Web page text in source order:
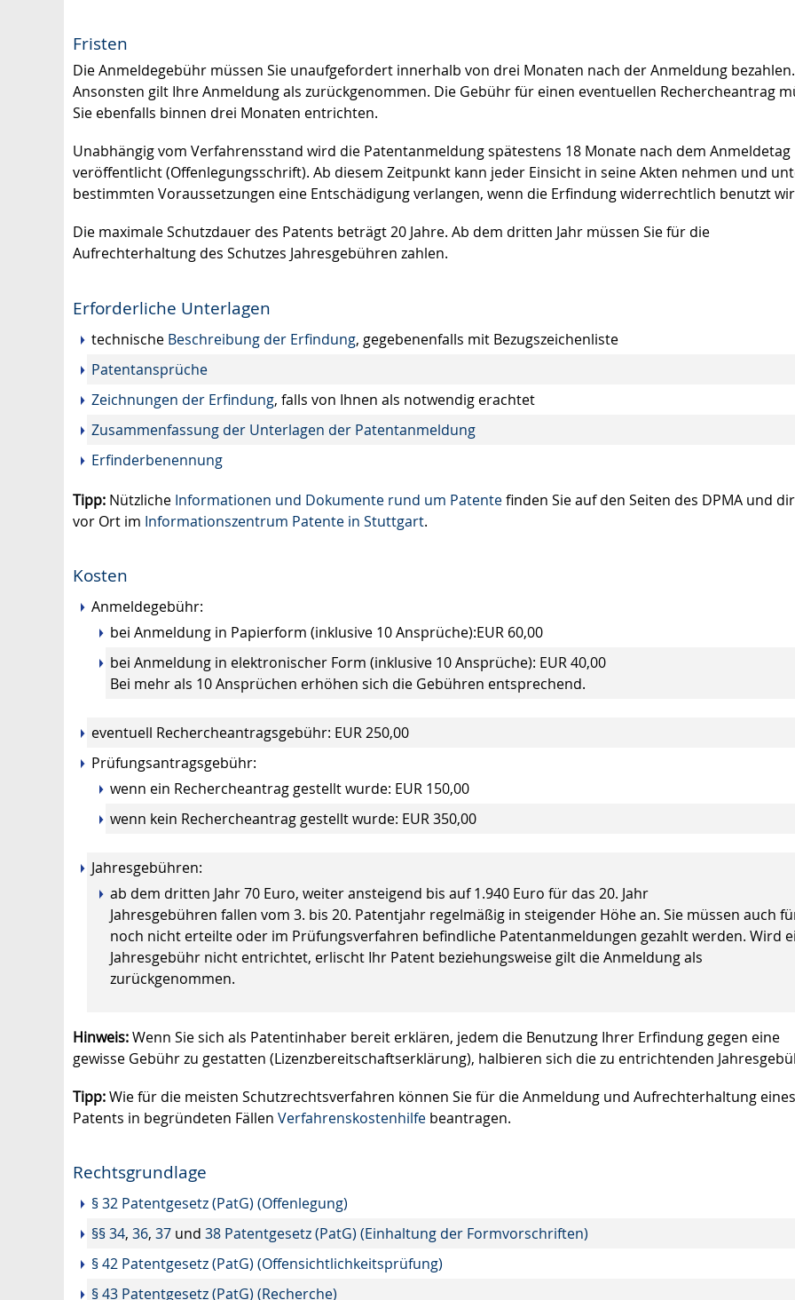
Fristen
Die Anmeldegebühr müssen Sie unaufgefordert innerhalb von drei Monaten nach der Anmeldung bezahlen.
Ansonsten gilt Ihre Anmeldung als zurückgenommen. Die Gebühr für einen eventuellen Rechercheantrag
Sie ebenfalls binnen drei Monaten entrichten.
Unabhängig vom Verfahrensstand wird die Patentanmeldung spätestens 18 Monate nach dem Anmeldetag
veröffentlicht (Offenlegungsschrift). Ab diesem Zeitpunkt kann jeder Einsicht in seine Akten nehmen und
bestimmten Voraussetzungen eine Entschädigung verlangen, wenn die Erfindung widerrechtlich benutzt
Die maximale Schutzdauer des Patents beträgt 20 Jahre. Ab dem dritten Jahr müssen Sie für die
Aufrechterhaltung des Schutzes Jahresgebühren zahlen.
Erforderliche Unterlagen
technische Beschreibung der Erfindung, gegebenenfalls mit Bezugszeichenliste
Patentansprüche
Zeichnungen der Erfindung, falls von Ihnen als notwendig erachtet
Zusammenfassung der Unterlagen der Patentanmeldung
Erfinderbenennung
Tipp: Nützliche Informationen und Dokumente rund um Patentefinden Sie auf den Seiten des DPMA und
vor Ort im Informationszentrum Patente in Stuttgart.
Kosten
Anmeldegebühr:
bei Anmeldung in Papierform (inklusive 10 Ansprüche):EUR 60,00
bei Anmeldung in elektronischer Form (inklusive 10 Ansprüche): EUR 40,00
Bei mehr als 10 Ansprüchen erhöhen sich die Gebühren entsprechend.
eventuell Rechercheantragsgebühr: EUR 250,00
Prüfungsantragsgebühr:
wenn ein Rechercheantrag gestellt wurde: EUR 150,00
wenn kein Rechercheantrag gestellt wurde: EUR 350,00
Jahresgebühren:
ab dem dritten Jahr 70 Euro, weiter ansteigend bis auf 1.940 Euro für das 20. Jahr
Jahresgebühren fallen vom 3. bis 20. Patentjahr regelmäßig in steigender Höhe an. Sie müssen auch
noch nicht erteilte oder im Prüfungsverfahren befindliche Patentanmeldungen gezahlt werden. Wird
Jahresgebühr nicht entrichtet, erlischt Ihr Patent beziehungsweise gilt die Anmeldung als
zurückgenommen.
Hinweis:Wenn Sie sich als Patentinhaber bereit erklären, jedem die Benutzung Ihrer Erfindung gegen eine
gewisse Gebühr zu gestatten (Lizenzbereitschaftserklärung), halbieren sich die zu entrichtenden
Tipp:Wie für die meisten Schutzrechtsverfahren können Sie für die Anmeldung und Aufrechterhaltung eines
Patents in begründeten Fällen Verfahrenskostenhilfe beantragen.
Rechtsgrundlage
§ 32 Patentgesetz (PatG) (Offenlegung)
§§ 34, 36, 37 und 38 Patentgesetz (PatG) (Einhaltung der Formvorschriften)
§ 42 Patentgesetz (PatG) (Offensichtlichkeitsprüfung)
§ 43 Patentgesetz (PatG) (Recherche)